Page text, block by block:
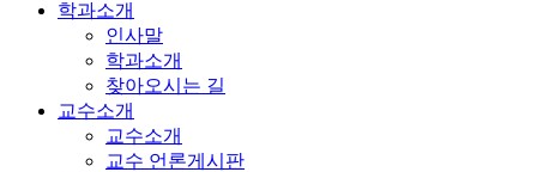
학과소개
인사말
학과소개
찾아오시는 길
교수소개
교수소개
교수 언론게시판